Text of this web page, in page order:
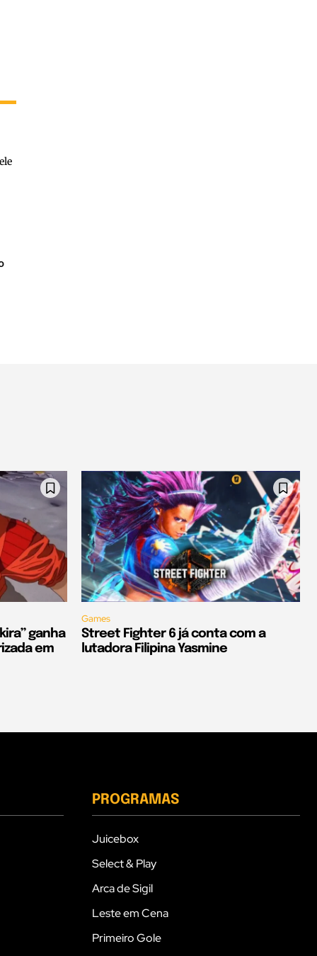
ganha
em
Games
Street Fighter 6 já conta com a
lutadora Filipina Yasmine
PROGRAMAS
Juicebox
Select & Play
Arca de Sigil
Leste em Cena
Primeiro Gole